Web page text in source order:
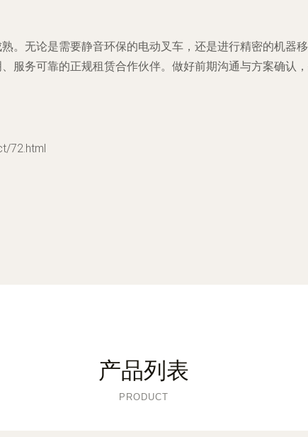
。无论是需要静音环保的电动叉车，还是进行精密的机器
服务可靠的正规租赁合作伙伴。做好前期沟通与方案确认
72.html
产品列表
PRODUCT